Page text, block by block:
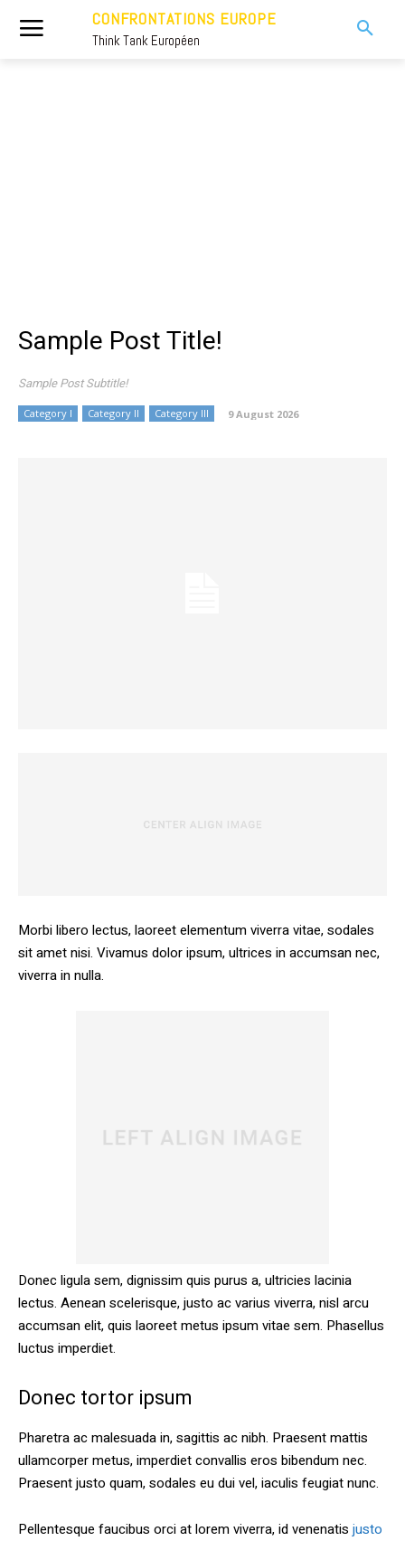
CONFRONTATIONS EUROPE
Think Tank Européen
Sample Post Title!
Sample Post Subtitle!
Category I Category II Category III 9 August 2026
Morbi libero lectus, laoreet elementum viverra vitae, sodales
sit amet nisi. Vivamus dolor ipsum, ultrices in accumsan nec,
viverra in nulla.
Donec ligula sem, dignissim quis purus a, ultricies lacinia
lectus. Aenean scelerisque, justo ac varius viverra, nisl arcu
accumsan elit, quis laoreet metus ipsum vitae sem. Phasellus
luctus imperdiet.
Donec tortor ipsum
Pharetra ac malesuada in, sagittis ac nibh. Praesent mattis
ullamcorper metus, imperdiet convallis eros bibendum nec.
Praesent justo quam, sodales eu dui vel, iaculis feugiat nunc.
Pellentesque faucibus orci at lorem viverra, id venenatis justo